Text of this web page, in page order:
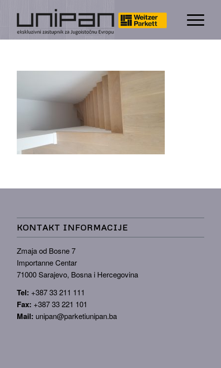
KONTAKT INFORMACIJE
Zmaja od Bosne 7
Importanne Centar
71000 Sarajevo, Bosna i Hercegovina
Tel: +387 33 211 111
Fax: +387 33 221 101
Mail: unipan@parketiunipan.ba